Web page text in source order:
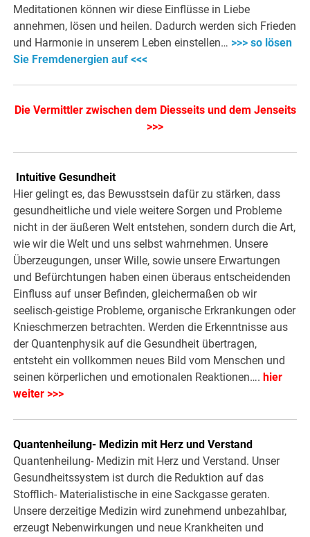
Meditationen können wir diese Einflüsse in Liebe
annehmen, lösen und heilen. Dadurch werden sich Frieden
und Harmonie in unserem Leben einstellen… >>> so lösen
Sie Fremdenergien auf <<<
Die Vermittler zwischen dem Diesseits und dem Jenseits
>>>
Intuitive Gesundheit
Hier gelingt es, das Bewusstsein dafür zu stärken, dass
gesundheitliche und viele weitere Sorgen und Probleme
nicht in der äußeren Welt entstehen, sondern durch die Art,
wie wir die Welt und uns selbst wahrnehmen. Unsere
Überzeugungen, unser Wille, sowie unsere Erwartungen
und Befürchtungen haben einen überaus entscheidenden
Einfluss auf unser Befinden, gleichermaßen ob wir
seelisch-geistige Probleme, organische Erkrankungen oder
Knieschmerzen betrachten. Werden die Erkenntnisse aus
der Quantenphysik auf die Gesundheit übertragen,
entsteht ein vollkommen neues Bild vom Menschen und
seinen körperlichen und emotionalen Reaktionen…. hier
weiter >>>
Quantenheilung- Medizin mit Herz und Verstand
Quantenheilung- Medizin mit Herz und Verstand. Unser
Gesundheitssystem ist durch die Reduktion auf das
Stofflich- Materialistische in eine Sackgasse geraten.
Unsere derzeitige Medizin wird zunehmend unbezahlbar,
erzeugt Nebenwirkungen und neue Krankheiten und